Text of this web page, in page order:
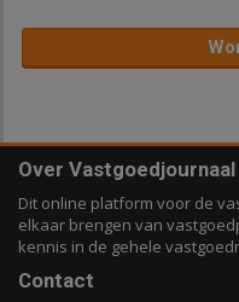
Over Vastgoedjournaal
Dit online platform voor de
elkaar brengen van
kennis in de gehele
Contact